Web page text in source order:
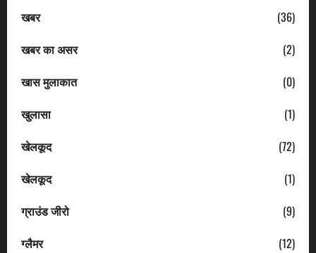
खबर
(36)
खबर का असर
(2)
खास मुलाकात
(0)
खुलासा
(1)
खेलकूद
(72)
खेलकूद
(1)
ग्राउंड जीरो
(9)
ग्लैमर
(12)